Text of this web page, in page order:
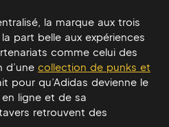
la marque aux trois
part belle aux expériences
comme celui des
d’une collection de punks et
pour qu’Adidas devienne le
ligne et de sa
retrouvent des